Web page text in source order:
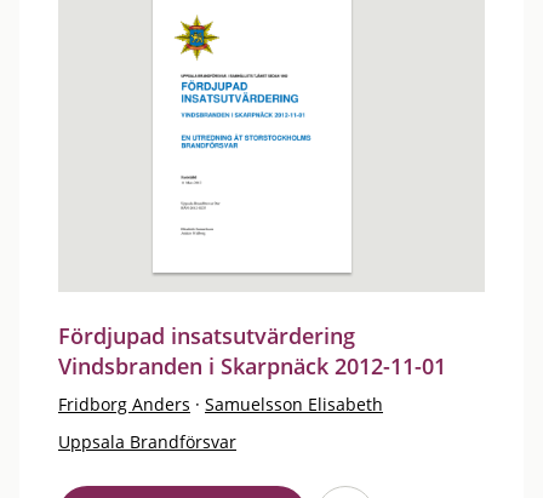
Fördjupad insatsutvärdering
Vindsbranden i Skarpnäck 2012-11-01
Fridborg Anders · Samuelsson Elisabeth
Uppsala Brandförsvar